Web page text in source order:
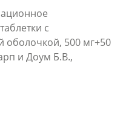
с
500 мг+50
и Доум Б.В.,